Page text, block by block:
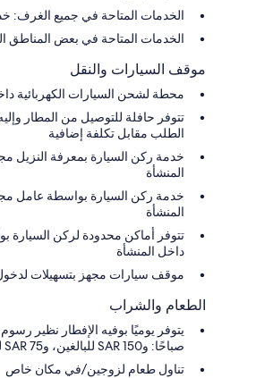
الخدمات المتاحة في جميع الغرف:
الخدمات المتاحة في بعض المناطق
موقف السيارات والنقل
محطة لشحن السيارات الكهربائية
الطلب مقابل تكلفة إضافية
خدمة ركن السيارة بمعرفة النزيل
المنشأة
خدمة ركن السيارة بواسطة عامل
المنشأة
تتوفر أماكن محدودة لركن السيارة
داخل المنشأة
موقف سيارات مجهز بتسهيلات
الطعام والشراب
صباحًا: و150 SAR للبالغين، و75 SAR للأطفال
تناول طعام لزوجين/في مكان خاص